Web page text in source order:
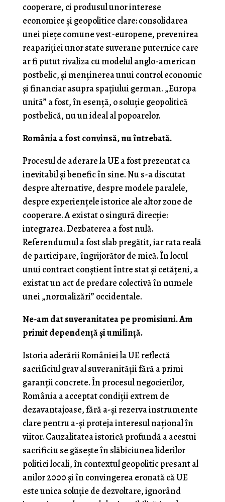
cooperare, ci produsul unor interese
economice și geopolitice clare: consolidarea
unei piețe comune vest-europene, prevenirea
reapariției unor state suverane puternice care
ar fi putut rivaliza cu modelul anglo-american
postbelic, și menținerea unui control economic
și financiar asupra spațiului german. „Europa
unită” a fost, în esență, o soluție geopolitică
postbelică, nu un ideal al popoarelor.
România a fost convinsă, nu întrebată.
Procesul de aderare la UE a fost prezentat ca
inevitabil și benefic în sine. Nu s-a discutat
despre alternative, despre modele paralele,
despre experiențele istorice ale altor zone de
cooperare. A existat o singură direcție:
integrarea. Dezbaterea a fost nulă.
Referendumul a fost slab pregătit, iar rata reală
de participare, îngrijorător de mică. În locul
unui contract conștient între stat și cetățeni, a
existat un act de predare colectivă în numele
unei „normalizări” occidentale.
Ne-am dat suveranitatea pe promisiuni. Am
primit dependență și umilință.
Istoria aderării României la UE reflectă
sacrificiul grav al suveranității fără a primi
garanții concrete. În procesul negocierilor,
România a acceptat condiții extrem de
dezavantajoase, fără a-și rezerva instrumente
clare pentru a-și proteja interesul național în
viitor. Cauzalitatea istorică profundă a acestui
sacrificiu se găsește în slăbiciunea liderilor
politici locali, în contextul geopolitic presant al
anilor 2000 și în convingerea eronată că UE
este unica soluție de dezvoltare, ignorând